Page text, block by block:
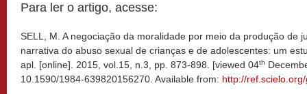
Para ler o artigo, acesse:
SELL, M. A negociação da moralidade por meio da produção de
narrativa do abuso sexual de crianças e de adolescentes: um
apl. [online]. 2015, vol.15, n.3, pp. 873-898. [viewed 04th
10.1590/1984-639820156270. Available from: http://